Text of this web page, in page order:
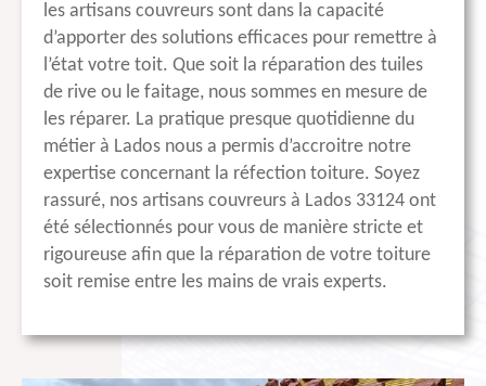
les artisans couvreurs sont dans la capacité
d’apporter des solutions efficaces pour remettre à
l’état votre toit. Que soit la réparation des tuiles
de rive ou le faitage, nous sommes en mesure de
les réparer. La pratique presque quotidienne du
métier à Lados nous a permis d’accroitre notre
expertise concernant la réfection toiture. Soyez
rassuré, nos artisans couvreurs à Lados 33124 ont
été sélectionnés pour vous de manière stricte et
rigoureuse afin que la réparation de votre toiture
soit remise entre les mains de vrais experts.